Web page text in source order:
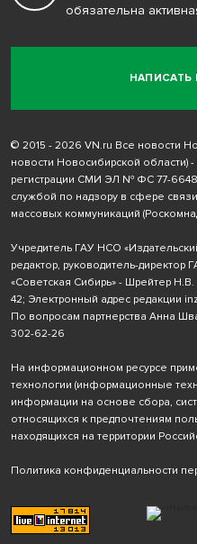
НАПИСАТЬ
обязательна
© 2015 - 2026 VN.ru Все новости
новости Новосибирской области)
регистрации СМИ ЭЛ № ФС 77-
службой по надзору в сфере
массовых коммуникаций
Учредитель ГАУ НСО
редактор, руководитель-директор
«Советская Сибирь» - Шрейтер
42; Электронный адрес редакции
По вопросам партнерства Анна
302-62-26
На информационном ресурсе
технологии (информационные
информации на основе сбора,
относящихся к предпочтениям
находящихся на территории
Политика конфиденциальности